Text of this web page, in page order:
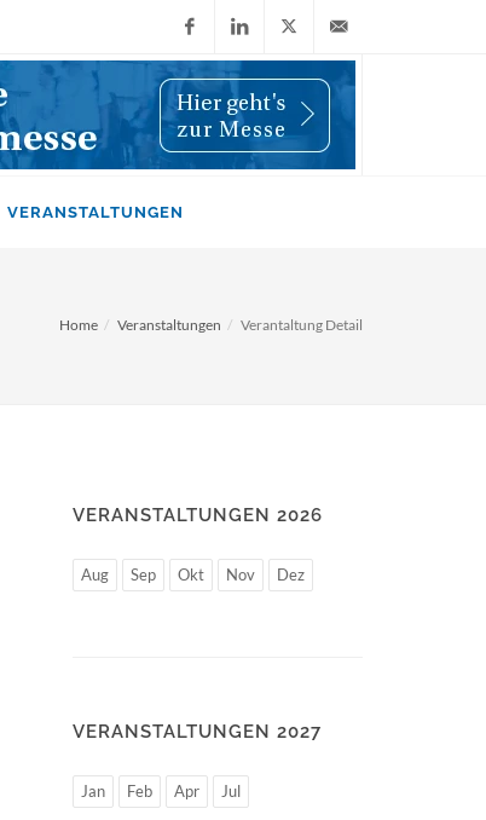
FacebookLinkedIn
X
(Twitter)
info@wiwi-
VERANSTALTUNGEN
Home Veranstaltungen Verantaltung Detail
VERANSTALTUNGEN 2026
Aug Sep Okt Nov Dez
VERANSTALTUNGEN 2027
Jan Feb Apr Jul